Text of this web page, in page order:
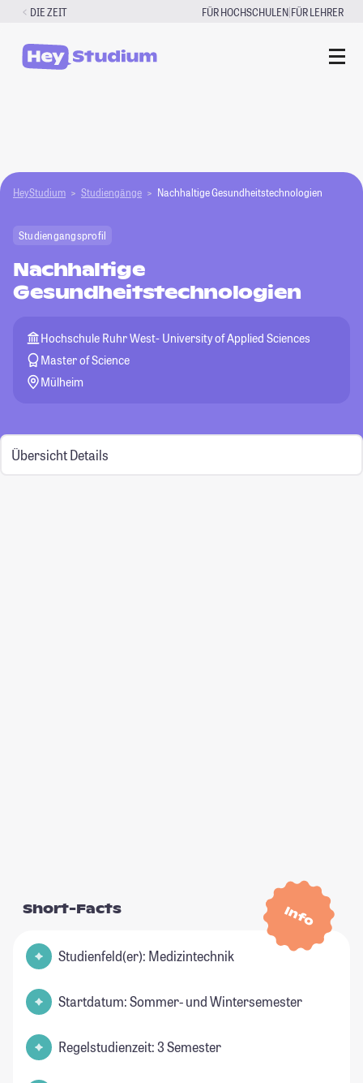
Zum
springen
DIE ZEIT FÜR HOCHSCHULEN|FÜR LEHRER
HeyStudium Studiengänge Nachhaltige Gesundheitstechnologien
Studiengangsprofil
Nachhaltige
Gesundheitstechnologien
Hochschule Ruhr West- University of Applied Sciences
Master of Science
Mülheim
Übersicht Details
Info
Short-Facts
Studienfeld(er): Medizintechnik
Startdatum: Sommer- und Wintersemester
Regelstudienzeit: 3 Semester